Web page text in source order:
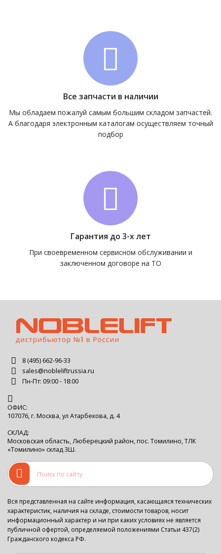
Все запчасти в наличии
Мы обладаем пожалуй самым большим складом запчастей.
А благодаря электронным каталогам осуществляем точный
подбор
Гарантия до 3-х лет
При своевременном сервисном обслуживании и
заключенном договоре на ТО
8 (495) 662-96-33
sales@nobleliftrussia.ru
Пн-Пт: 09:00 - 18:00
ОФИС:
107076, г. Москва, ул Атарбекова, д. 4
СКЛАД:
Московская область, Люберецкий район, пос. Томилино, ТЛК
«Томилино» склад 3Ш.
Вся представленная на сайте информация, касающаяся технических
характеристик, наличия на складе, стоимости товаров, носит
информационный характер и ни при каких условиях не является
публичной офертой, определяемой положениями Статьи 437(2)
Гражданского кодекса РФ.